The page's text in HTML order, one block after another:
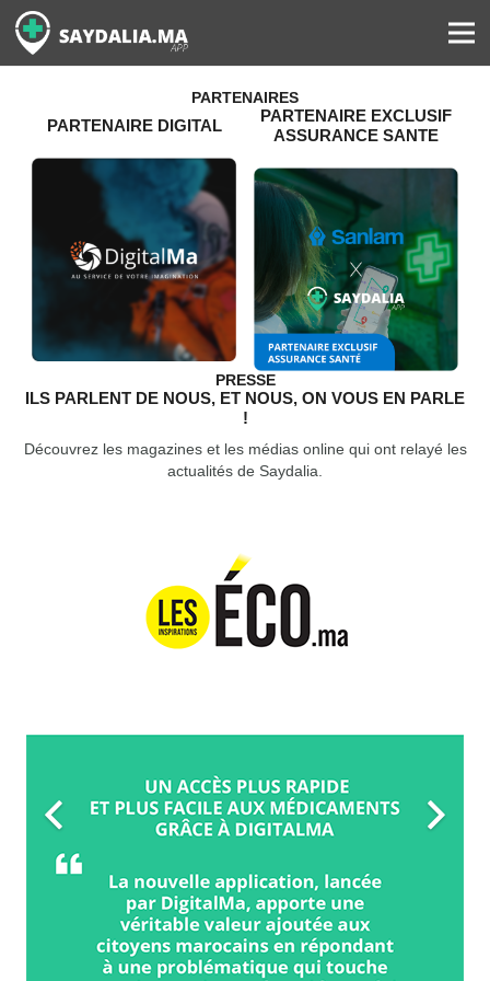
PARTENAIRES
PARTENAIRE DIGITAL
PARTENAIRE EXCLUSIF
ASSURANCE SANTE
PRESSE
ILS PARLENT DE NOUS, ET NOUS, ON VOUS EN PARLE
!
Découvrez les magazines et les médias online qui ont relayé les
actualités de Saydalia.